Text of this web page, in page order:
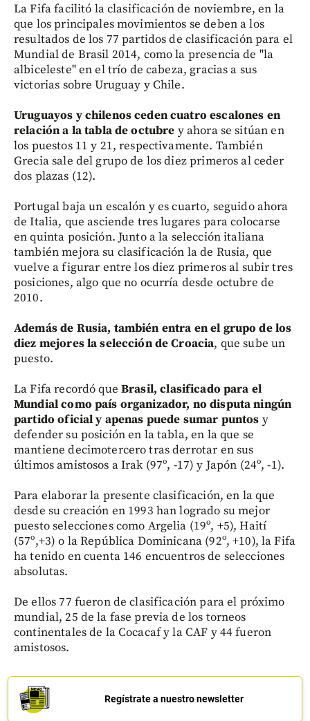
La Fifa facilitó la clasificación de noviembre, en la
que los principales movimientos se deben a los
resultados de los 77 partidos de clasificación para el
Mundial de Brasil 2014, como la presencia de "la
albiceleste" en el trío de cabeza, gracias a sus
victorias sobre Uruguay y Chile.
Uruguayos y chilenos ceden cuatro escalones en
relación a la tabla de octubre y ahora se sitúan en
los puestos 11 y 21, respectivamente. También
Grecia sale del grupo de los diez primeros al ceder
dos plazas (12).
Portugal baja un escalón y es cuarto, seguido ahora
de Italia, que asciende tres lugares para colocarse
en quinta posición. Junto a la selección italiana
también mejora su clasificación la de Rusia, que
vuelve a figurar entre los diez primeros al subir tres
posiciones, algo que no ocurría desde octubre de
2010.
Además de Rusia, también entra en el grupo de los
diez mejores la selección de Croacia, que sube un
puesto.
La Fifa recordó que Brasil, clasificado para el
Mundial como país organizador, no disputa ningún
partido oficial y apenas puede sumar puntos y
defender su posición en la tabla, en la que se
mantiene decimotercero tras derrotar en sus
últimos amistosos a Irak (97º, -17) y Japón (24º, -1).
Para elaborar la presente clasificación, en la que
desde su creación en 1993 han logrado su mejor
puesto selecciones como Argelia (19º, +5), Haití
(57º,+3) o la República Dominicana (92º, +10), la Fifa
ha tenido en cuenta 146 encuentros de selecciones
absolutas.
De ellos 77 fueron de clasificación para el próximo
mundial, 25 de la fase previa de los torneos
continentales de la Cocacaf y la CAF y 44 fueron
amistosos.
Regístrate a nuestro newsletter